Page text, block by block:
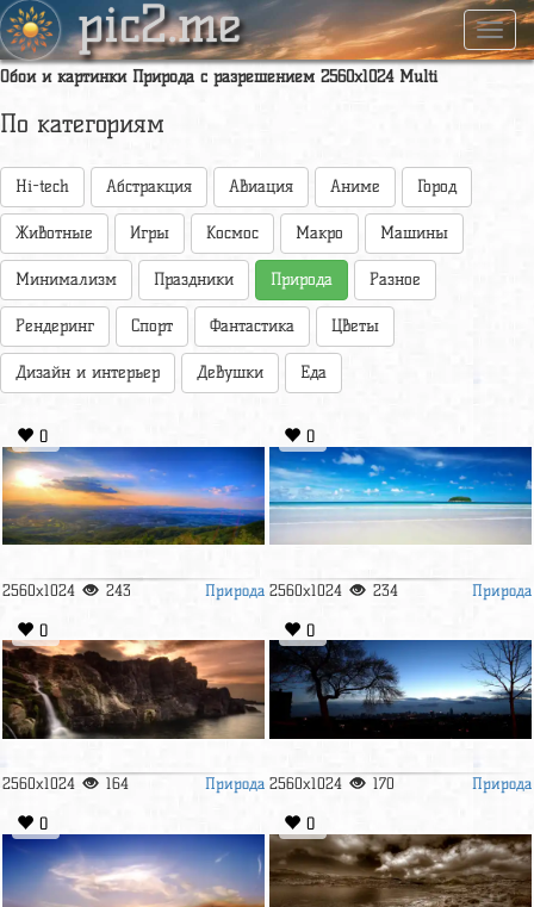
pic2.me
Обои и картинки Природа с разрешением 2560x1024 Multi
По категориям
Hi-tech Абстракция Авиация Аниме Город
Животные Игры Космос Макро Машины
Минимализм Праздники Природа Разное
Рендеринг Спорт Фантастика Цветы
Дизайн и интерьер Девушки Еда
0
2560x1024 243 Природа
0
2560x1024 234 Природа
0
2560x1024 164 Природа
0
2560x1024 170 Природа
0 0